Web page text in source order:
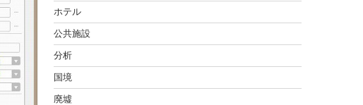
ホテル
公共施設
分析
国境
廃墟